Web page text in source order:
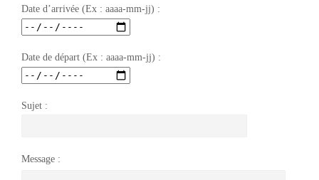
Date d’arrivée (Ex : aaaa-mm-jj) :
Date de départ (Ex : aaaa-mm-jj) :
Sujet :
Message :